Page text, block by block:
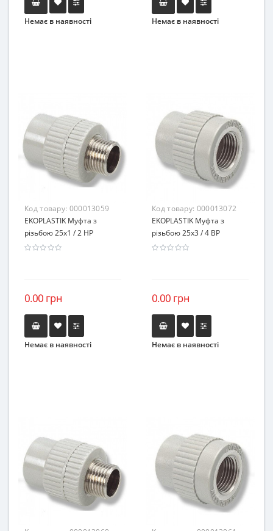
Немає в наявності Немає в наявності
Код товару: 000013059
EKOPLASTIK Муфта з
різьбою 25х1 / 2 НР
0.00 грн
Немає в наявності
Код товару: 000013072
EKOPLASTIK Муфта з
різьбою 25х3 / 4 ВР
0.00 грн
Немає в наявності